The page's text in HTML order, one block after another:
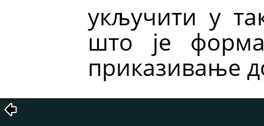
укључити у
што је
приказивање